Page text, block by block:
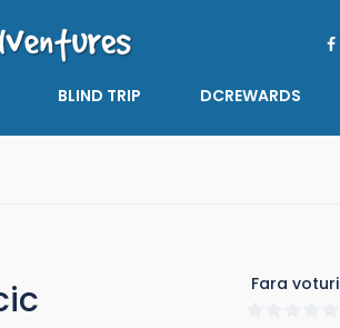
BLIND TRIP DCREWARDS
Fara voturi